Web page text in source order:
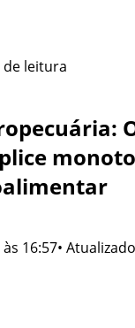
de leitura
16:57•